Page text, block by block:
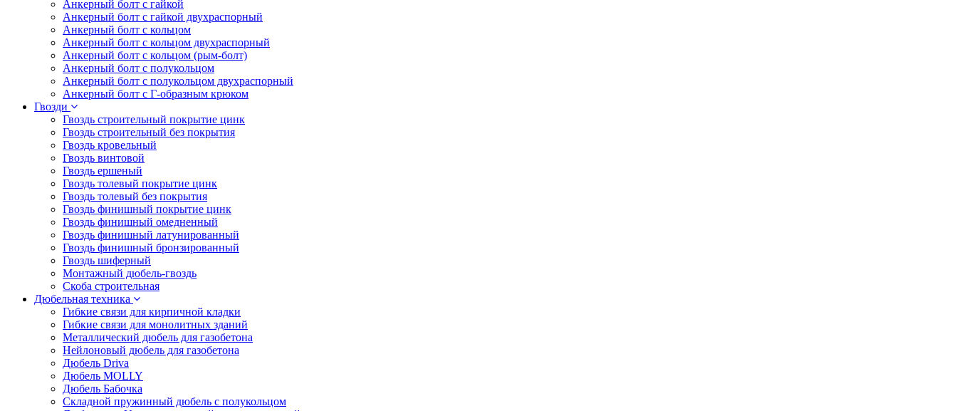
Анкерный болт с гайкой
Анкерный болт с гайкой двухраспорный
Анкерный болт с кольцом
Анкерный болт с кольцом двухраспорный
Анкерный болт с кольцом (рым-болт)
Анкерный болт с полукольцом
Анкерный болт с полукольцом двухраспорный
Анкерный болт с Г-образным крюком
Гвозди
Гвоздь строительный покрытие цинк
Гвоздь строительный без покрытия
Гвоздь кровельный
Гвоздь винтовой
Гвоздь ершеный
Гвоздь толевый покрытие цинк
Гвоздь толевый без покрытия
Гвоздь финишный покрытие цинк
Гвоздь финишный омедненный
Гвоздь финишный латунированный
Гвоздь финишный бронзированный
Гвоздь шиферный
Монтажный дюбель-гвоздь
Скоба строительная
Дюбельная техника
Гибкие связи для кирпичной кладки
Гибкие связи для монолитных зданий
Металлический дюбель для газобетона
Нейлоновый дюбель для газобетона
Дюбель Driva
Дюбель MOLLY
Дюбель Бабочка
Складной пружинный дюбель с полукольцом